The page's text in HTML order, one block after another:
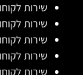
שירות
שירות
שירות
שירות
שירות